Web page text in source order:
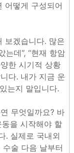
어떻게 구성되어
보겠습니다. 많은
는데”, “현재 항암
한 시기적 상황
다. 내가 지금 운
는지 말입니다.
무엇일까요? 바
동을 시작해야 할
. 실제로 국내외
술 다음 날부터